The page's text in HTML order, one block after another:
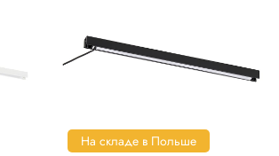
На складе в Польше